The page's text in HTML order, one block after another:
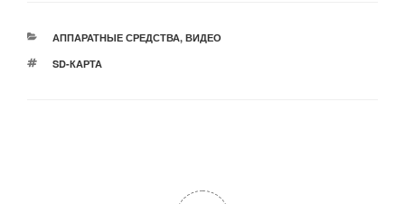
РУБРИКИ
АППАРАТНЫЕ СРЕДСТВА, ВИДЕО
МЕТКИ
SD-КАРТА